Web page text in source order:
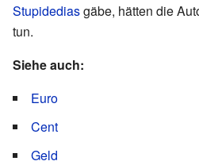
Stupidediasgäbe, hätten die
tun.
Siehe auch:
Euro
Cent
Geld